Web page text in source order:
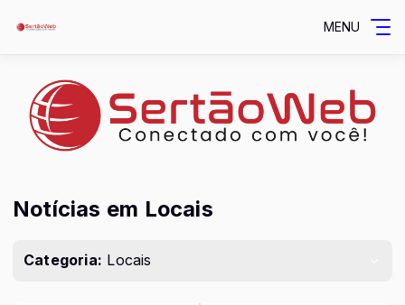
MENU
Notícias em Locais
Categoria: Locais